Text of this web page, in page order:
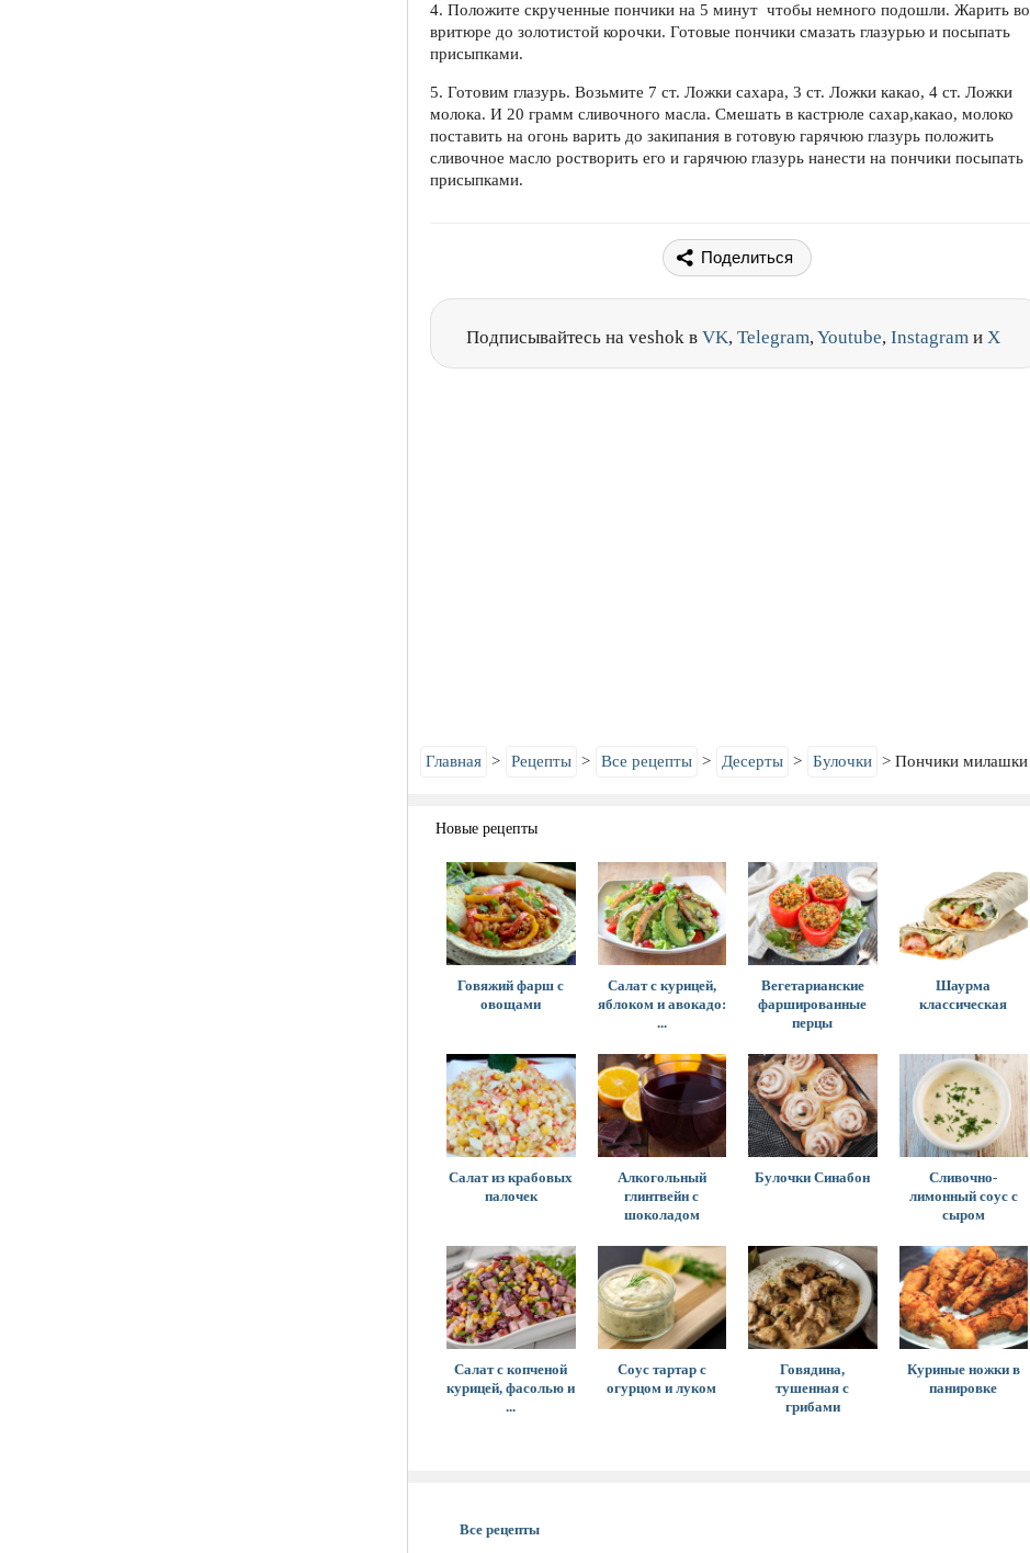
4. Положите скрученные пончики на 5 минут чтобы немного подошли. Жарить во
вритюре до золотистой корочки. Готовые пончики смазать глазурью и посыпать
присыпками.
5. Готовим глазурь. Возьмите 7 ст. Ложки сахара, 3 ст. Ложки какао, 4 ст. Ложки
молока. И 20 грамм сливочного масла. Смешать в кастрюле сахар,какао, молоко
поставить на огонь варить до закипания в готовую гарячюю глазурь положить
сливочное масло ростворить его и гарячюю глазурь нанести на пончики посыпать
присыпками.
Поделиться
Подписывайтесь на veshok в VK, Telegram,Youtube, Instagramи X
Главная Рецепты Все рецепты Десерты Булочки Пончики милашки
Новые рецепты
Говяжий фарш с
овощами
Салат с курицей,
яблоком и авокадо:
...
Вегетарианские
фаршированные
перцы
Шаурма
классическая
Салат из крабовых
палочек
Алкогольный
глинтвейн с
шоколадом
Булочки Синабон
Сливочно-
лимонный соус с
сыром
Салат с копченой
курицей, фасолью и
...
Соус тартар с
огурцом и луком
Говядина,
тушенная с
грибами
Куриные ножки в
панировке
Все рецепты